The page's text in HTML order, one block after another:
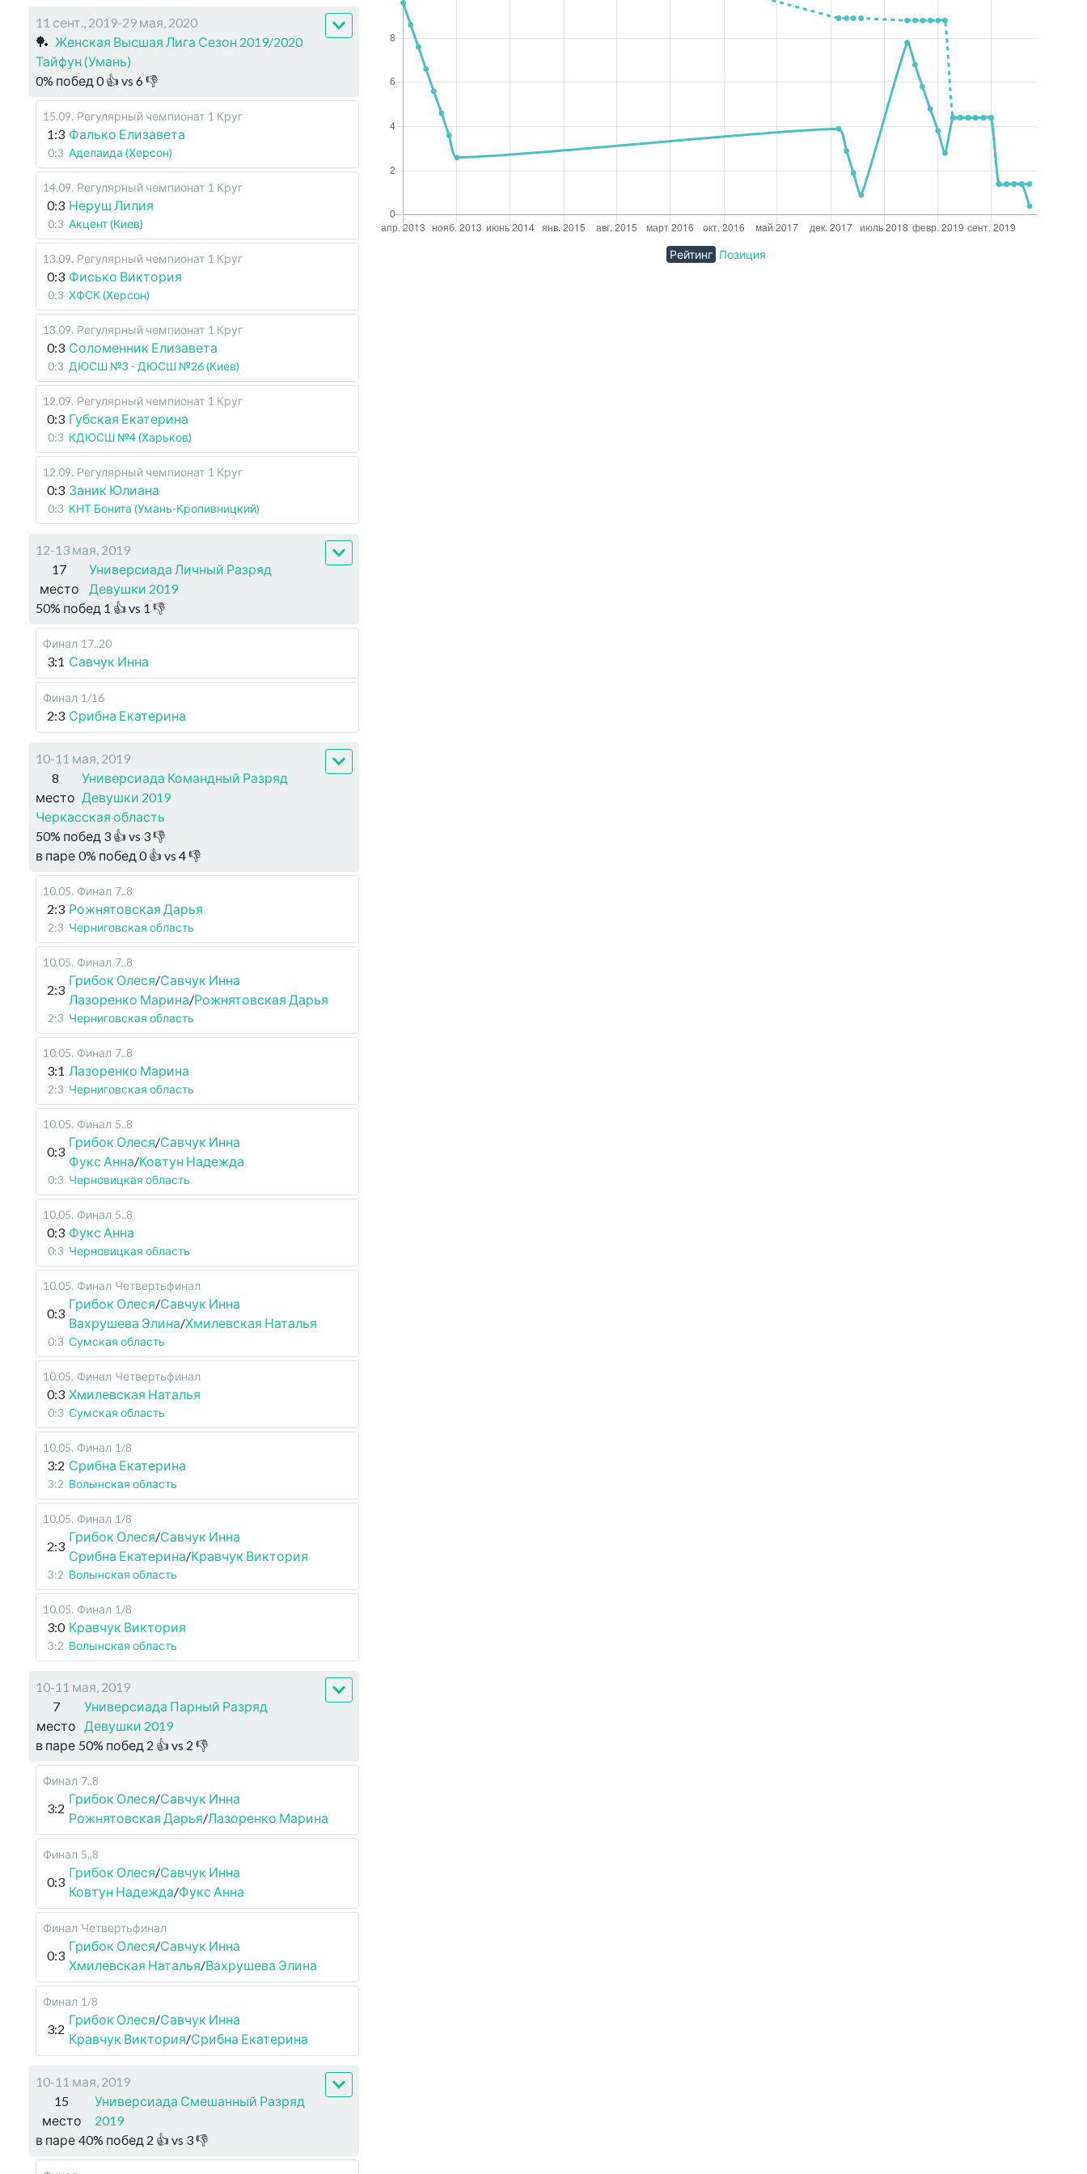
11 сент., 2019-29 мая, 2020
🏓 Женская Высшая Лига Сезон 2019/2020
Тайфун (Умань)
0% побед 0👍 vs 6👎
15.09. Регулярный чемпионат 1 Круг
1:3 Фалько Елизавета
0:3 Аделаида (Херсон)
14.09. Регулярный чемпионат 1 Круг
0:3 Неруш Лилия
0:3 Акцент (Киев)
13.09. Регулярный чемпионат 1 Круг
0:3 Фисько Виктория
0:3 ХФСК (Херсон)
13.09. Регулярный чемпионат 1 Круг
0:3 Соломенник Елизавета
0:3 ДЮСШ №3 - ДЮСШ №26 (Киев)
12.09. Регулярный чемпионат 1 Круг
0:3 Губская Екатерина
0:3 КДЮСШ №4 (Харьков)
12.09. Регулярный чемпионат 1 Круг
0:3 Заник Юлиана
0:3 КНТ Бонита (Умань-Кропивницкий)
12-13 мая, 2019
17
место
Универсиада Личный Разряд
Девушки 2019
50% побед 1 👍 vs 1 👎
Финал 17..20
3:1 Савчук Инна
Финал 1/16
2:3 Срибна Екатерина
10-11 мая, 2019
8
место
Универсиада Командный Разряд
Девушки 2019
Черкасская область
50% побед 3 👍 vs 3👎
в паре 0% побед 0👍 vs 4👎
10.05. Финал 7..8
2:3 Рожнятовская Дарья
2:3 Черниговская область
10.05. Финал 7..8
2:3
Грибок Олеся/Савчук Инна
Лазоренко Марина/Рожнятовская Дарья
2:3 Черниговская область
10.05. Финал 7..8
3:1 Лазоренко Марина
2:3 Черниговская область
10.05. Финал 5..8
0:3
Грибок Олеся/Савчук Инна
Фукс Анна/Ковтун Надежда
0:3 Черновицкая область
10.05. Финал 5..8
0:3 Фукс Анна
0:3 Черновицкая область
10.05. Финал Четвертьфинал
0:3
Грибок Олеся/Савчук Инна
Вахрушева Элина/Хмилевская Наталья
0:3 Сумская область
10.05. Финал Четвертьфинал
0:3 Хмилевская Наталья
0:3 Сумская область
10.05. Финал 1/8
3:2 Срибна Екатерина
3:2 Волынская область
10.05. Финал 1/8
2:3
Грибок Олеся/Савчук Инна
Срибна Екатерина/Кравчук Виктория
3:2 Волынская область
10.05. Финал 1/8
3:0 Кравчук Виктория
3:2 Волынская область
10-11 мая, 2019
7
место
Универсиада Парный Разряд
Девушки 2019
в паре 50% побед 2 👍 vs 2 👎
Финал 7..8
3:2
Грибок Олеся/Савчук Инна
Рожнятовская Дарья/Лазоренко Марина
Финал 5..8
0:3
Грибок Олеся/Савчук Инна
Ковтун Надежда/Фукс Анна
Финал Четвертьфинал
0:3
Грибок Олеся/Савчук Инна
Хмилевская Наталья/Вахрушева Элина
Финал 1/8
3:2
Грибок Олеся/Савчук Инна
Кравчук Виктория/Срибна Екатерина
10-11 мая, 2019
15
место
Универсиада Смешанный Разряд
2019
в паре 40% побед 2 👍 vs 3👎
Рейтинг Позиция